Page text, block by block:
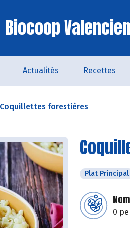
Biocoop
Actualités Recettes
Coquillettes forestières
Plat Principal
0